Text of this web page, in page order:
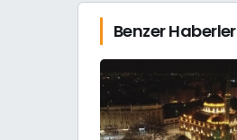
Benzer Haberler